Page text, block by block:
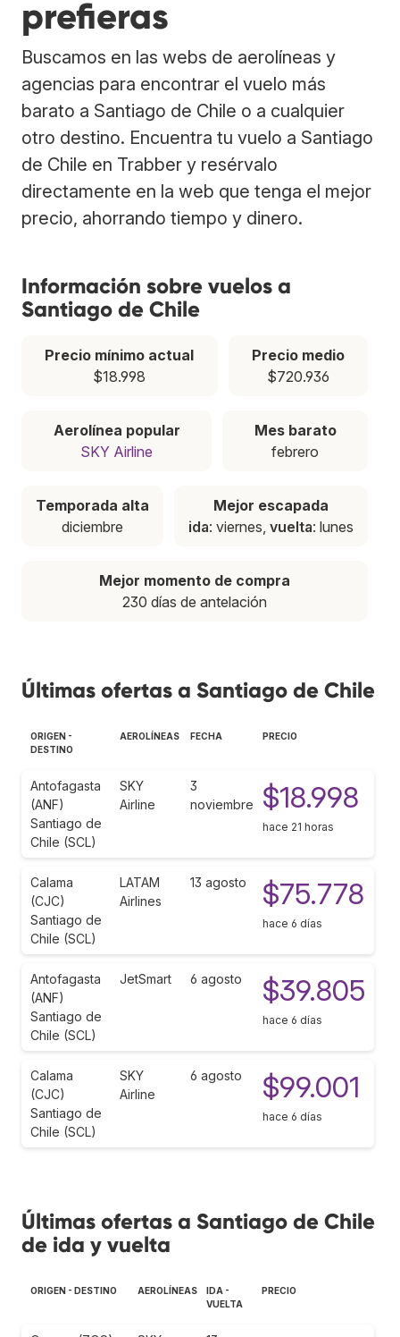
prefieras
Buscamos en las webs de aerolíneas y
agencias para encontrar el vuelo más
barato a Santiago de Chile o a cualquier
otro destino. Encuentra tu vuelo a Santiago
de Chile en Trabber y resérvalo
directamente en la web que tenga el mejor
precio, ahorrando tiempo y dinero.
Información sobre vuelos a
Santiago de Chile
Precio mínimo actual
$18.998
Precio medio
$720.936
Aerolínea popular
SKY Airline
Mes barato
febrero
Temporada alta
diciembre
Mejor escapada
ida: viernes, vuelta: lunes
Mejor momento de compra
230 días de antelación
Últimas ofertas a Santiago de Chile
ORIGEN -
DESTINO
AEROLÍNEAS FECHA PRECIO
Antofagasta
(ANF)
Santiago de
Chile (SCL)
SKY
Airline
3
noviembre
$18.998
hace 21 horas
Calama
(CJC)
Santiago de
Chile (SCL)
LATAM
Airlines
13 agosto $75.778
hace 6 días
Antofagasta
(ANF)
Santiago de
Chile (SCL)
JetSmart 6 agosto $39.805
hace 6 días
Calama
(CJC)
Santiago de
Chile (SCL)
SKY
Airline
6 agosto $99.001
hace 6 días
Últimas ofertas a Santiago de Chile
de ida y vuelta
ORIGEN - DESTINO AEROLÍNEAS
IDA -
VUELTA
PRECIO